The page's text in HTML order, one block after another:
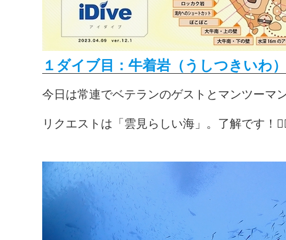
１ダイブ目：牛着岩（うしつきいわ
今日は常連でベテランのゲストとマンツーマ
リクエストは「雲見らしい海」。了解です！